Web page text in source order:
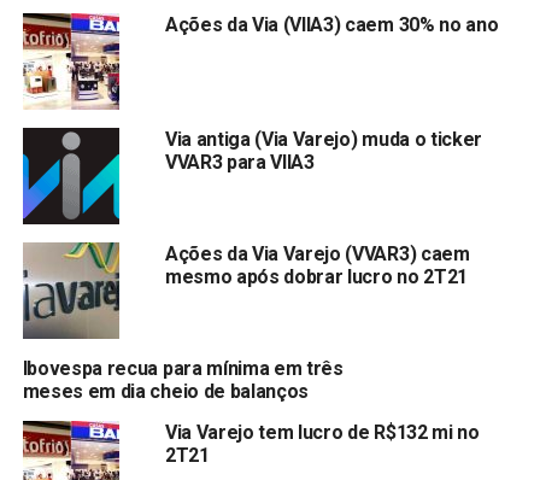
O Safra foi um pouco mais moderado, atualizou o preço-
alvo para as ações da
R$ 6,6 para R$ 8,1 em 2020.
A recomendação para as ações é neutra, pois “existe
potencial limitado de valorização para a ação mesmo com
a melhora na margem operacional”. Além disso, “risco na
execução pelo track record e maior competição no e-
Compartilhar:
Ações da Via (VIIA3) caem 30% no ano
Via antiga (Via Varejo) muda o ticker
VVAR3 para VIIA3
Ações da Via Varejo (VVAR3) caem
mesmo após dobrar lucro no 2T21
Ibovespa recua para mínima em três
meses em dia cheio de balanços
Via Varejo tem lucro de R$132 mi no
2T21